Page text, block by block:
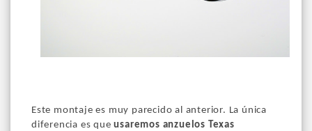
Este montaje es muy parecido al anterior. La única
diferencia es queusaremos anzuelos Texas